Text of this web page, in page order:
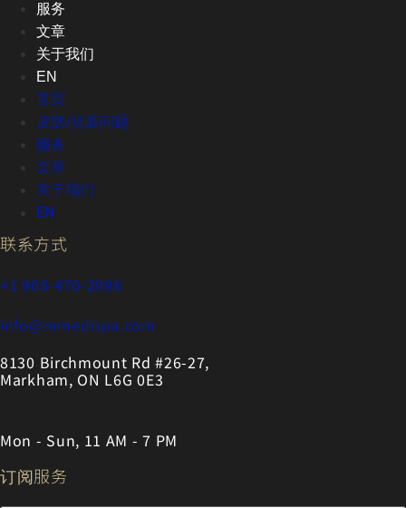
服务
文章
关于我们
EN
首页
皮肤/抗衰问题
服务
文章
关于我们
EN
联系方式
+1 905-470-2998
info@mmedispa.com
8130 Birchmount Rd #26-27,
Markham, ON L6G 0E3
Mon - Sun, 11 AM - 7 PM
订阅服务